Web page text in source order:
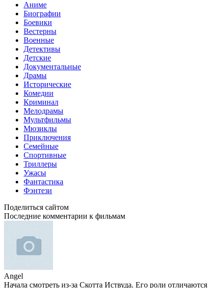
Аниме
Биографии
Боевики
Вестерны
Военные
Детективы
Детские
Документальные
Драмы
Исторические
Комедии
Криминал
Мелодрамы
Мультфильмы
Мюзиклы
Приключения
Семейные
Спортивные
Триллеры
Ужасы
Фантастика
Фэнтези
Поделиться сайтом
Последние комментарии к фильмам
Angel
Начала смотреть из-за Скотта Иствуда. Его роли отличаются